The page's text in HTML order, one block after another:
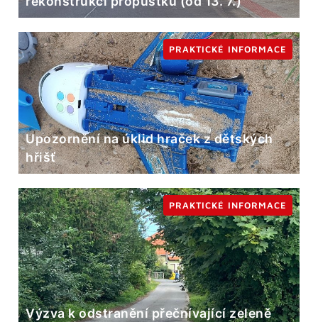
Upozornění na úklid hraček z dětských
hřišť
PRAKTICKÉ INFORMACE
Výzva k odstranění přečnívající zeleně
PRAKTICKÉ INFORMACE